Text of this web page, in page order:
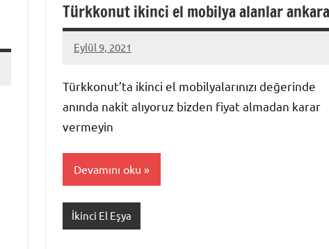
Türkkonut ikinci el mobilya alanlar ankara
Eylül 9, 2021
Mustafa
Türkkonut’ta ikinci el mobilyalarınızı değerinde
anında nakit alıyoruz bizden fiyat almadan karar
vermeyin
Devamını oku
İkinci El Eşya